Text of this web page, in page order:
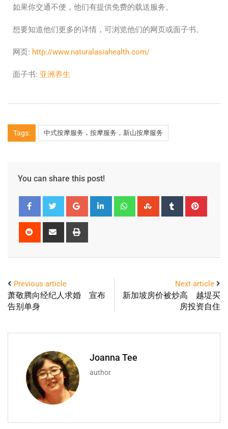
如果你交通不便，他们有提供免费的载送服务。
想要知道他们更多的详情，可浏览他们的网页或面子书。
网页: http://www.naturalasiahealth.com/
面子书: 亚洲养生
Tags: 中式按摩服务，按摩服务，新山按摩服务
You can share this post!
Previous article
萧敬腾向经纪人求婚 宣布
告别单身
Next article
新加坡房价被炒高 越堤买
房投资自住
Joanna Tee
author